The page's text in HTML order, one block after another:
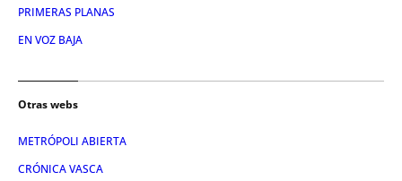
PRIMERAS PLANAS
EN VOZ BAJA
Otras webs
METRÓPOLI ABIERTA
CRÓNICA VASCA